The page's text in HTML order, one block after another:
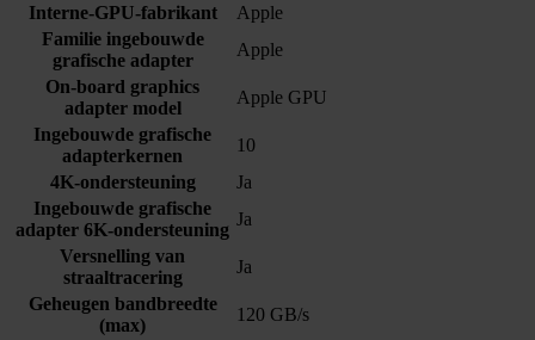
Interne-GPU-fabrikant
Apple
Familie ingebouwde
grafische adapter
Apple
On-board graphics
adapter model
Apple GPU
Ingebouwde grafische
adapterkernen
10
4K-ondersteuning
Ja
Ingebouwde grafische
adapter 6K-ondersteuning
Ja
Versnelling van
straaltracering
Ja
Geheugen bandbreedte
(max)
120 GB/s